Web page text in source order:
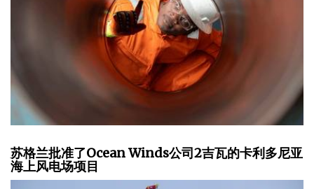
苏格兰批准了Ocean Winds公司2吉瓦的卡利多尼亚
海上风电场项目